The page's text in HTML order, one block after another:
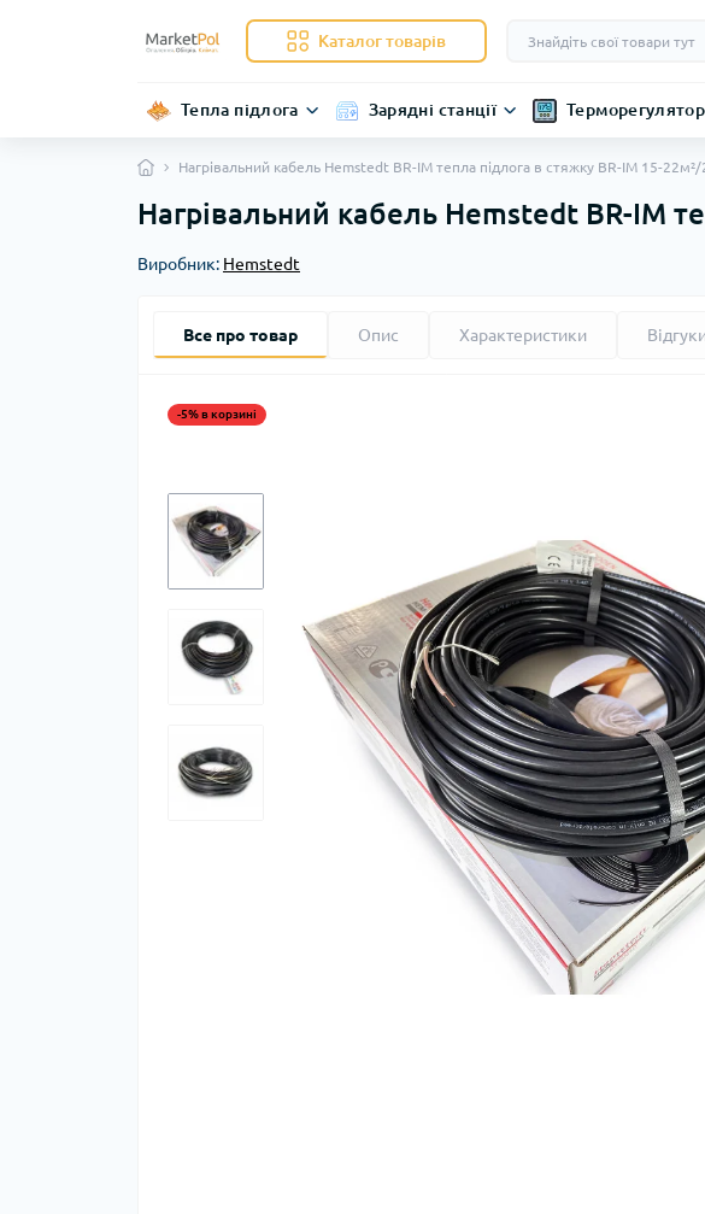
Каталог товарів
Тепла підлога Зарядні станції
Нагрівальний кабель Hemstedt BR-IM тепла підлога в стяжку BR-IM 15-
Нагрівальний кабель Hemstedt BR-IM
Виробник: Hemstedt
Все про товар Опис Характеристики Відгуки
-5% в корзині